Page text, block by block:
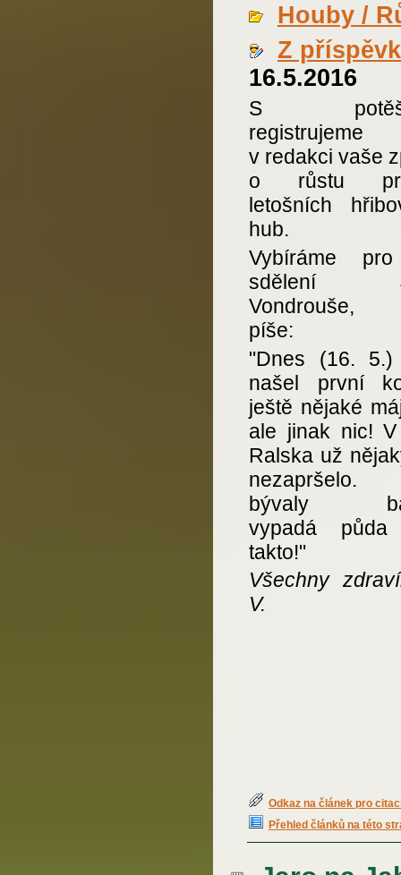
Houby /
Z
16.5.2016
S
registrujeme
v redakci vaše
o růstu
letošních
hub.
Vybíráme
sdělení
Vondrouše,
píše:
"Dnes (16. 5.)
našel první
ještě nějaké
ale jinak nic!
Ralska už
nezapršelo.
bývaly
vypadá
takto!"
Všechny
V.
Odkaz na článek pro
Přehled článků na této